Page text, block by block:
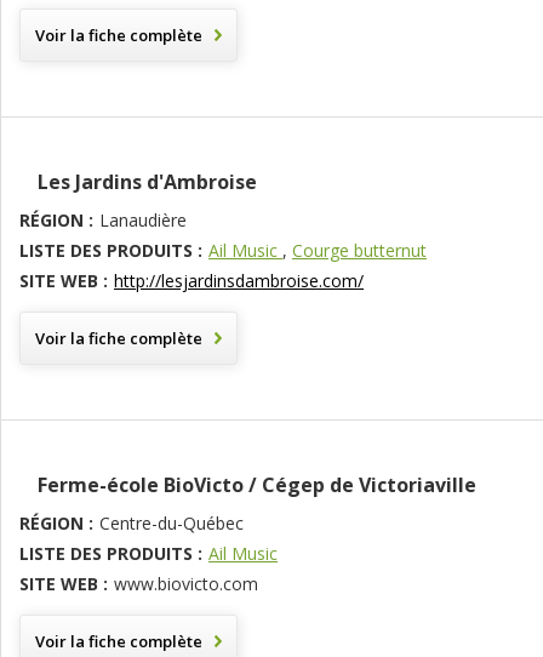
Voir la fiche complète
Les Jardins d'Ambroise
RÉGION : Lanaudière
LISTE DES PRODUITS : Ail Music , Courge butternut
SITE WEB : http://lesjardinsdambroise.com/
Voir la fiche complète
Ferme-école BioVicto / Cégep de Victoriaville
RÉGION : Centre-du-Québec
LISTE DES PRODUITS : Ail Music
SITE WEB : www.biovicto.com
Voir la fiche complète